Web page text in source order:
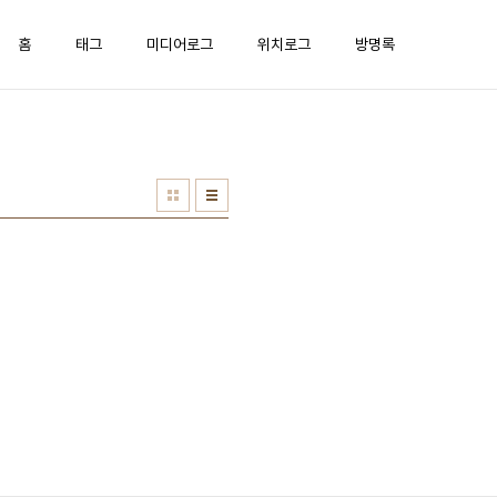
홈 태그 미디어로그 위치로그 방명록